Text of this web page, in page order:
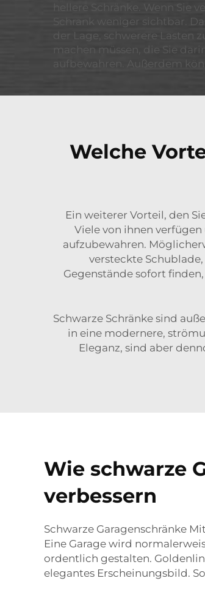
hellere Schränke. Wenn Sie
Schrank weniger sichtbar.
der Lage, schwerere Lasten
machen müssen, die Sie
aufbewahren. Außerdem
Welche
Ein weiterer Vorteil, den
Viele von ihnen
aufzubewahren.
versteckte
Gegenstände sofort
Schwarze Schränke sind
in eine modernere,
Eleganz, sind aber
Wie schwarze
verbessern
Schwarze Garagenschränke
Eine Garage wird
ordentlich gestalten.
elegantes Erscheinungsbild.